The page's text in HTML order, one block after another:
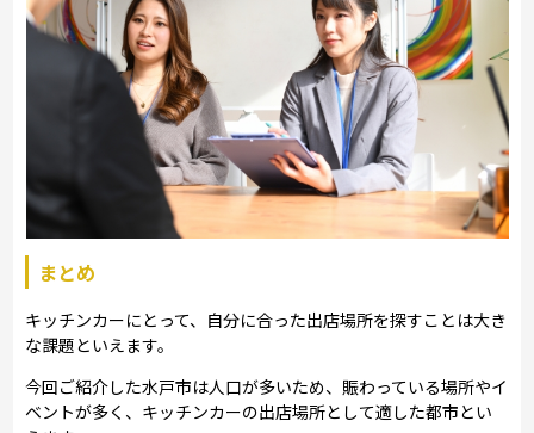
まとめ
キッチンカーにとって、自分に合った出店場所を探すことは大き
な課題といえます。
今回ご紹介した水戸市は人口が多いため、賑わっている場所やイ
ベントが多く、キッチンカーの出店場所として適した都市とい